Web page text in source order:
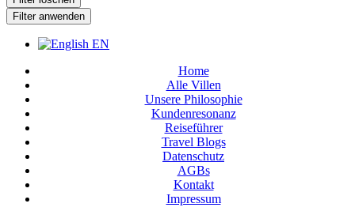
Filter anwenden
EN
Home
Alle Villen
Unsere Philosophie
Kundenresonanz
Reiseführer
Travel Blogs
Datenschutz
AGBs
Kontakt
Impressum